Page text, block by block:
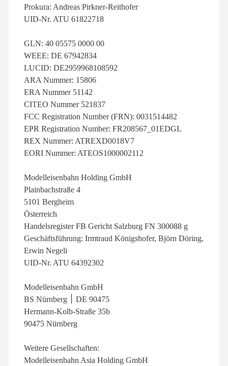
Prokura: Andreas Pirkner-Reithofer
UID-Nr. ATU 61822718
GLN: 40 05575 0000 00
WEEE: DE 67942834
LUCID: DE2959968108592
ARA Nummer: 15806
ERA Nummer 51142
CITEO Nummer 521837
FCC Registration Number (FRN): 0031514482
EPR Registration Number: FR208567_01EDGL
REX Nummer: ATREXD0018V7
EORI Nummer: ATEOS1000002112
Modelleisenbahn Holding GmbH
Plainbachstraße 4
5101 Bergheim
Österreich
Handelsregister FB Gericht Salzburg FN 300088 g
Geschäftsführung: Irmtraud Königshofer, Björn Döring,
Erwin Negeli
UID-Nr. ATU 64392302
Modelleisenbahn GmbH
BS Nürnberg ׀ DE 90475
Hermann-Kolb-Straße 35b
90475 Nürnberg
Weitere Gesellschaften:
Modelleisenbahn Asia Holding GmbH